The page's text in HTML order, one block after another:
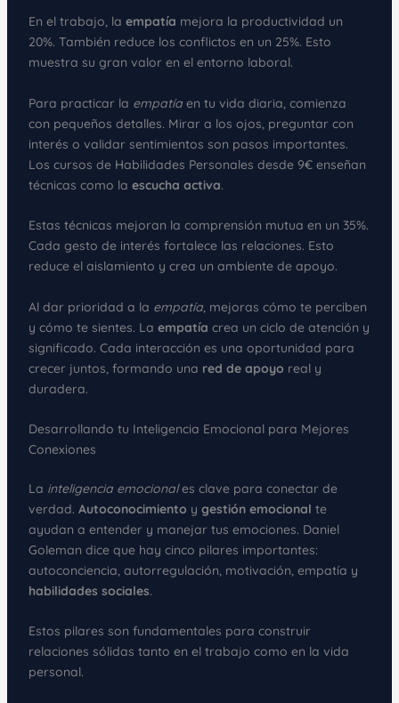
En el trabajo, la empatía mejora la productividad un
20%. También reduce los conflictos en un 25%. Esto
muestra su gran valor en el entorno laboral.
Para practicar la empatíaen tu vida diaria, comienza
con pequeños detalles. Mirar a los ojos, preguntar con
interés o validar sentimientos son pasos importantes.
Los cursos de Habilidades Personales desde 9€ enseñan
técnicas como la escucha activa.
Estas técnicas mejoran la comprensión mutua en un 35%.
Cada gesto de interés fortalece las relaciones. Esto
reduce el aislamiento y crea un ambiente de apoyo.
Al dar prioridad a la empatía, mejoras cómo te perciben
y cómo te sientes. La empatía crea un ciclo de atención y
significado. Cada interacción es una oportunidad para
crecer juntos, formando una red de apoyo real y
duradera.
Desarrollando tu Inteligencia Emocional para Mejores
Conexiones
La inteligencia emocionales clave para conectar de
verdad. Autoconocimiento y gestión emocional te
ayudan a entender y manejar tus emociones. Daniel
Goleman dice que hay cinco pilares importantes:
autoconciencia, autorregulación, motivación, empatía y
habilidades sociales.
Estos pilares son fundamentales para construir
relaciones sólidas tanto en el trabajo como en la vida
personal.